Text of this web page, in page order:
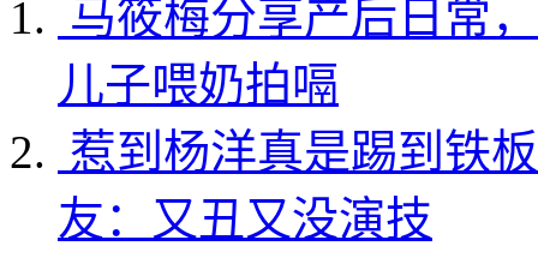
马筱梅分享产后日常
儿子喂奶拍嗝
惹到杨洋真是踢到铁
友：又丑又没演技